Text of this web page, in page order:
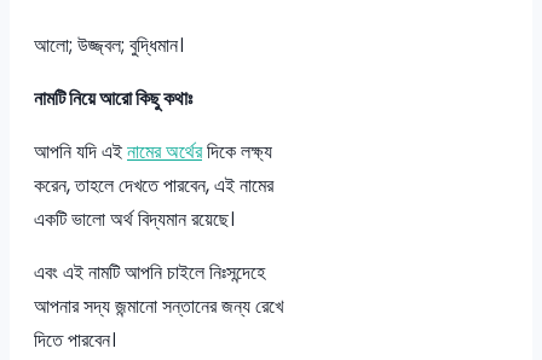
আলো; উজ্জ্বল; বুদ্ধিমান।
নামটি নিয়ে আরো কিছু কথাঃ
আপনি যদি এইনামের অর্থেরদিকে লক্ষ্য
করেন, তাহলে দেখতে পারবেন, এই নামের
একটি ভালো অর্থ বিদ্যমান রয়েছে।
এবং এই নামটি আপনি চাইলে নিঃসন্দেহে
আপনার সদ্য জন্মানো সন্তানের জন্য রেখে
দিতে পারবেন।